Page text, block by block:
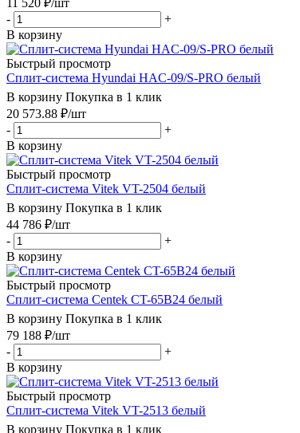
-
+
В корзину
Быстрый просмотр
Сплит-система Hyundai HAC-09/S-PRO белый
В корзину Покупка в 1 клик
20 573.88 ₽/шт
-
+
В корзину
Быстрый просмотр
Сплит-система Vitek VT-2504 белый
В корзину Покупка в 1 клик
44 786 ₽/шт
-
+
В корзину
Быстрый просмотр
Сплит-система Centek CT-65B24 белый
В корзину Покупка в 1 клик
79 188 ₽/шт
-
+
В корзину
Быстрый просмотр
Сплит-система Vitek VT-2513 белый
В корзину Покупка в 1 клик